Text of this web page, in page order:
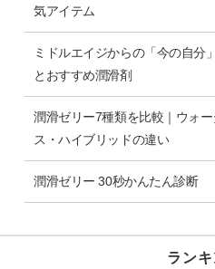
気アイテム
ミドルエイジからの「今の自分
とおすすめ潤滑剤
潤滑ゼリー7種類を比較｜ウォ
ス・ハイブリッドの違い
潤滑ゼリー 30秒かんたん診断
ラン